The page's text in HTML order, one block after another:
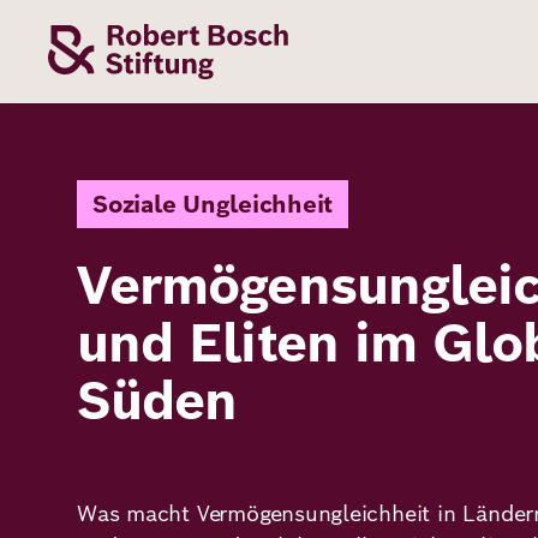
Inhalt
Stiftung
Themen
Die Stiftung
Team
Unsere
Themen
Bildung
Wie wir
Fördergebiete
Bei uns
Benefits
Soziale Ungleichheit
und Eliten im
Süden
Was macht Vermögensungleichheit in